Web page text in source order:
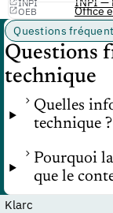
INPI
OEB
Office
Questions
Questions
technique
Quelles
technique ?
Pourquoi
que le
Klarc